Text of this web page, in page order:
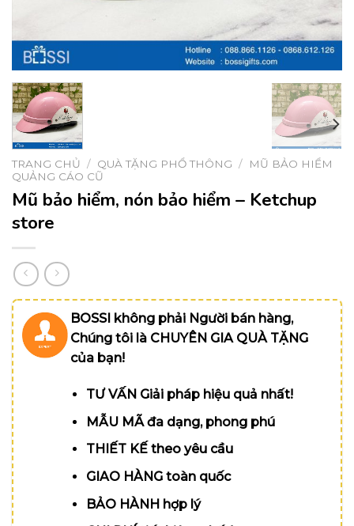
TRANG CHỦ / QUÀ TẶNG PHỔ THÔNG /
MŨ BẢO HIỂM
QUẢNG CÁO CŨ
Mũ bảo hiểm, nón bảo hiểm – Ketchup
store
BOSSI không phải Người bán hàng,
Chúng tôi là CHUYÊN GIA QUÀ TẶNG
của bạn!
TƯ VẤN Giải pháp hiệu quả nhất!
MẪU MÃ đa dạng, phong phú
THIẾT KẾ theo yêu cầu
GIAO HÀNG toàn quốc
BẢO HÀNH hợp lý